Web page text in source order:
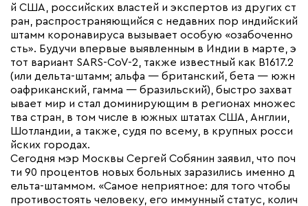
й США, российских властей и экспертов из других ст
ран, распространяющийся с недавних пор индийский
штамм коронавируса вызывает особую «озабоченно
сть». Будучи впервые выявленным в Индии в марте, э
тот вариант SARS-CoV-2, также известный как B1617.2
(или дельта-штамм; альфа — британский, бета — южн
оафриканский, гамма — бразильский), быстро захват
ывает мир и стал доминирующим в регионах множес
тва стран, в том числе в южных штатах США, Англии,
Шотландии, а также, судя по всему, в крупных росси
йских городах.
Сегодня мэр Москвы Сергей Собянин заявил, что поч
ти 90 процентов новых больных заразились именно д
ельта-штаммом. «Самое неприятное: для того чтобы
противостоять человеку, его иммунный статус, колич